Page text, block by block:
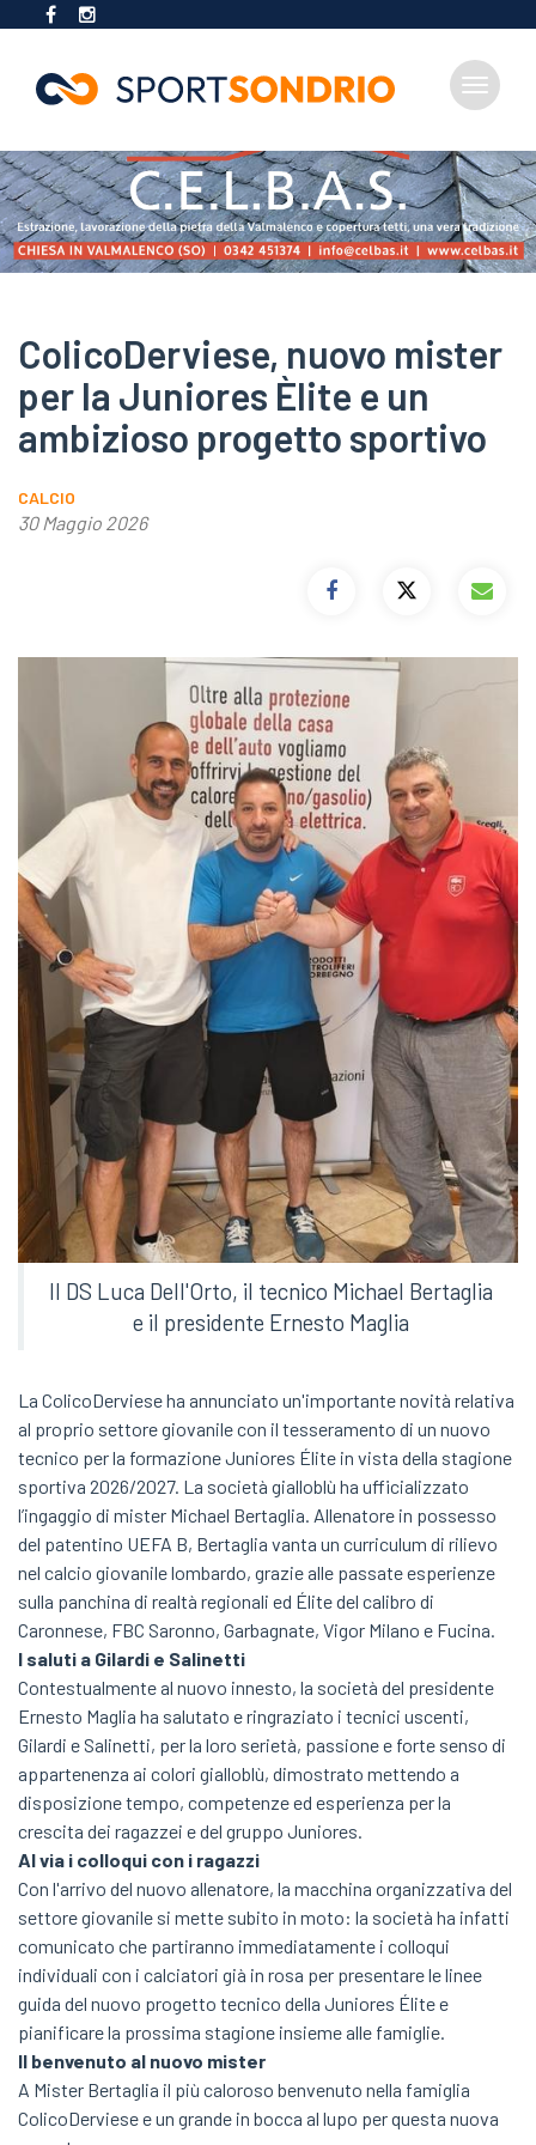
al
contenuto
principale
Toggle
ColicoDerviese, nuovo mister
per la Juniores Èlite e un
ambizioso progetto sportivo
CALCIO
30 Maggio 2026
Il DS Luca Dell'Orto, il tecnico Michael Bertaglia
e il presidente Ernesto Maglia
La ColicoDerviese ha annunciato un'importante novità relativa
al proprio settore giovanile con il tesseramento di un nuovo
tecnico per la formazione Juniores Élite in vista della stagione
sportiva 2026/2027. La società gialloblù ha ufficializzato
l’ingaggio di mister Michael Bertaglia. Allenatore in possesso
del patentino UEFA B, Bertaglia vanta un curriculum di rilievo
nel calcio giovanile lombardo, grazie alle passate esperienze
sulla panchina di realtà regionali ed Élite del calibro di
Caronnese, FBC Saronno, Garbagnate, Vigor Milano e Fucina.
I saluti a Gilardi e Salinetti
Contestualmente al nuovo innesto, la società del presidente
Ernesto Maglia ha salutato e ringraziato i tecnici uscenti,
Gilardi e Salinetti, per la loro serietà, passione e forte senso di
appartenenza ai colori gialloblù, dimostrato mettendo a
disposizione tempo, competenze ed esperienza per la
crescita dei ragazzei e del gruppo Juniores.
Al via i colloqui con i ragazzi
Con l'arrivo del nuovo allenatore, la macchina organizzativa del
settore giovanile si mette subito in moto: la società ha infatti
comunicato che partiranno immediatamente i colloqui
individuali con i calciatori già in rosa per presentare le linee
guida del nuovo progetto tecnico della Juniores Élite e
pianificare la prossima stagione insieme alle famiglie.
Il benvenuto al nuovo mister
A Mister Bertaglia il più caloroso benvenuto nella famiglia
ColicoDerviese e un grande in bocca al lupo per questa nuova